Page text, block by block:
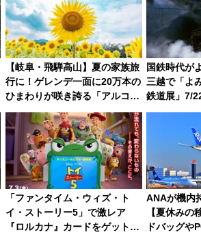
【岐阜・飛騨高山】夏の家族旅
行に！ゲレンデ一面に20万本の
ひまわりが咲き誇る「アルコピ
アひまわり園」開園
国鉄時代が
三越で「よ
鉄道展」7/
敬の名作写
同時開催！
「ファンタイム・ウィズ・ト
イ・ストーリー5」で激レア
『ロルカナ』カードをゲット！
ANAが機内
【夏休みの
ドバッグや